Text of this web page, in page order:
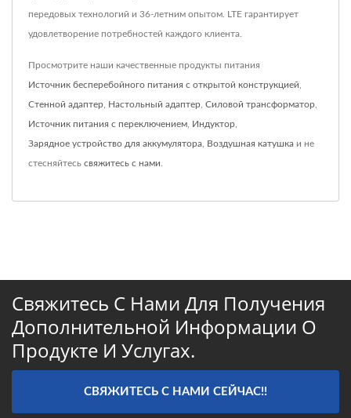
передовых технологий и 36-летним опытом. LTE гарантирует
удовлетворение потребностей каждого клиента.
Просмотрите наши качественные продукты питания
Источник бесперебойного питания с открытой конструкцией
Стенной адаптер Настольный адаптер Силовой трансформатор
Источник питания с переключением Индуктор
Зарядное устройство для аккумулятора Воздушная катушка и не
стесняйтесь свяжитесь с нами
Свяжитесь С Нами Для Получения
Дополнительной Информации О
Продукте И Услугах.
СВЯЖИТЕСЬ С НАМИ СЕЙЧАС!!